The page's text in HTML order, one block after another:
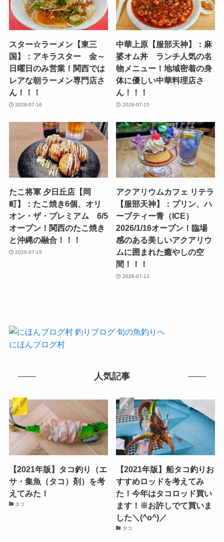
スター☆ラーメン【東三
国】：アキラスター 金～
日曜日のみ営業！関西では
レアな朝ラーメン専門店さ
ん！！！
2026-07-16
中華上原【服部天神】：麻
婆オム丼 ランチ人気の名
物メニュー！地域密着の身
体に優しい中華料理店さ
ん！！！
2026-07-15
たこ将軍 夕日丘店【岡
町】：たこ焼き6個、オリ
オン・ザ・プレミアム 6/5
オープン！関西のたこ焼き
と沖縄の融合！！！
2026-07-15
アクアリウムカフェ リテラ
【服部天神】：プリン、ハ
ーブティー青（ICE）
2026/1/16オープン！臨場
感のある美しいアクアリウ
ムに囲まれた癒やしの空
間！！！
2026-07-13
にほんブログ村
人気記事
【2021年版】タコ釣り（エ
サ・集魚（タコ）剤）を考
えてみた！
タコ
【2021年版】船タコ釣りお
すすめロッドを考えてみ
た！今年はタコロッド買い
ます！※お許しでて買いま
した＼(^o^)／
タコ